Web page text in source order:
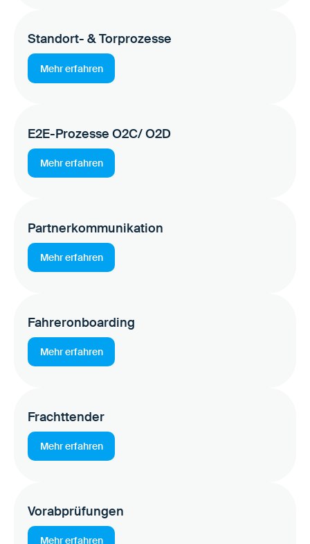
Standort- & Torprozesse
Mehr erfahren
E2E-Prozesse O2C/ O2D
Mehr erfahren
Partnerkommunikation
Mehr erfahren
Fahreronboarding
Mehr erfahren
Frachttender
Mehr erfahren
Vorabprüfungen
Mehr erfahren